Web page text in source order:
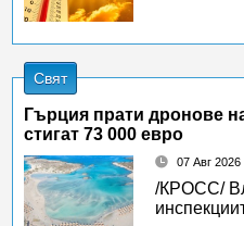
Свят
Гърция прати дронове
стигат 73 000 евро
07 Авг 2026
/КРОСС/